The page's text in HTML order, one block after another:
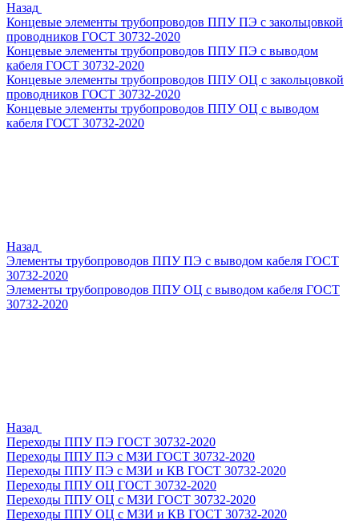
Назад
Концевые элементы трубопроводов ППУ ПЭ с закольцовкой
проводников ГОСТ 30732-2020
Концевые элементы трубопроводов ППУ ПЭ с выводом
кабеля ГОСТ 30732-2020
Концевые элементы трубопроводов ППУ ОЦ с закольцовкой
проводников ГОСТ 30732-2020
Концевые элементы трубопроводов ППУ ОЦ с выводом
кабеля ГОСТ 30732-2020
Назад
Элементы трубопроводов ППУ ПЭ с выводом кабеля ГОСТ
30732-2020
Элементы трубопроводов ППУ ОЦ с выводом кабеля ГОСТ
30732-2020
Назад
Переходы ППУ ПЭ ГОСТ 30732-2020
Переходы ППУ ПЭ с МЗИ ГОСТ 30732-2020
Переходы ППУ ПЭ с МЗИ и КВ ГОСТ 30732-2020
Переходы ППУ ОЦ ГОСТ 30732-2020
Переходы ППУ ОЦ с МЗИ ГОСТ 30732-2020
Переходы ППУ ОЦ с МЗИ и КВ ГОСТ 30732-2020